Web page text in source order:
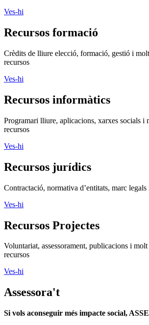
Ves-hi
Recursos formació
Crèdits de lliure elecció, formació, gestió i
recursos
Ves-hi
Recursos informàtics
Programari lliure, aplicacions, xarxes socials i
recursos
Ves-hi
Recursos jurídics
Contractació, normativa d’entitats, marc
Ves-hi
Recursos Projectes
Voluntariat, assessorament, publicacions i molt
recursos
Ves-hi
Assessora't
Si vols aconseguir més impacte social,